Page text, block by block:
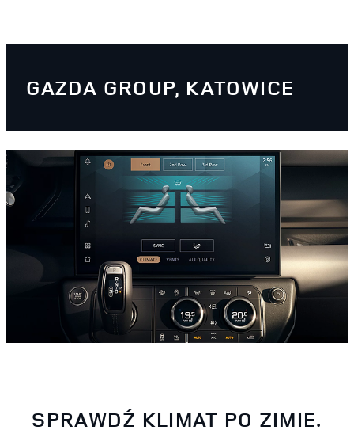
GAZDA GROUP, KATOWICE
SPRAWDŹ KLIMAT PO ZIMIE.